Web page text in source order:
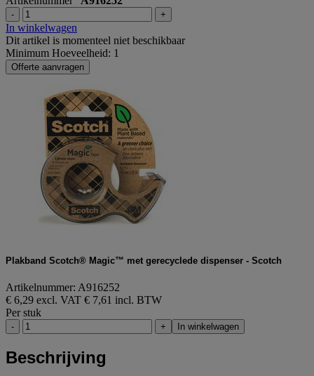
- +
In winkelwagen
Dit artikel is momenteel niet beschikbaar
Minimum Hoeveelheid: 1
Offerte aanvragen
Plakband Scotch® Magic™ met gerecyclede dispenser - Scotch
Artikelnummer: A916252
€ 6,29 excl. VAT € 7,61 incl. BTW
Per stuk
- + In winkelwagen
Beschrijving